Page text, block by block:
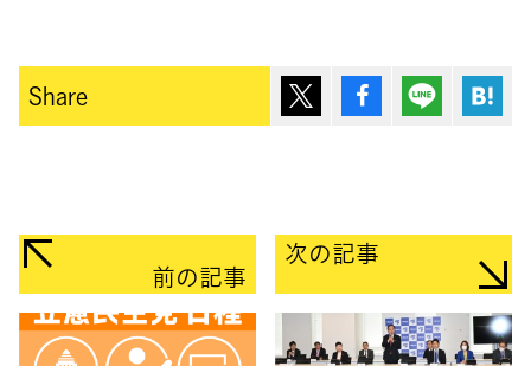
Share ポスト シェア Lineで送
前の記事
次の記事